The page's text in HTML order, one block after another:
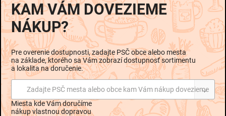
pečeň, soliaca zmes (soľ, stabilizátor E250), stabilizátory
(E410, E407, E508), cibuľa, koreniny, koreniaci prípravok
(zvýrazňovače chuti E621, E635, extrakty korenín, soľ,
aróma), celkový obsah bravčových surovín: 76 % hm.,
obsah tuku max. 35 % hm.
Alergény:
Môže obsahovať stopysóje, mlieka, vajec.
Nutričné hodnoty na 100g:
KAM VÁM DOVEZIEME
NÁKUP?
Pre overenie dostupnosti, zadajte PSČ obce alebo mesta
na základe, ktorého sa Vám zobrazí dostupnosť sortimentu
a lokalita na doručenie.
Zadajte PSČ mesta alebo obce kam Vám nákup dovezieme
Miesta kde Vám doručíme
nákup vlastnou dopravou